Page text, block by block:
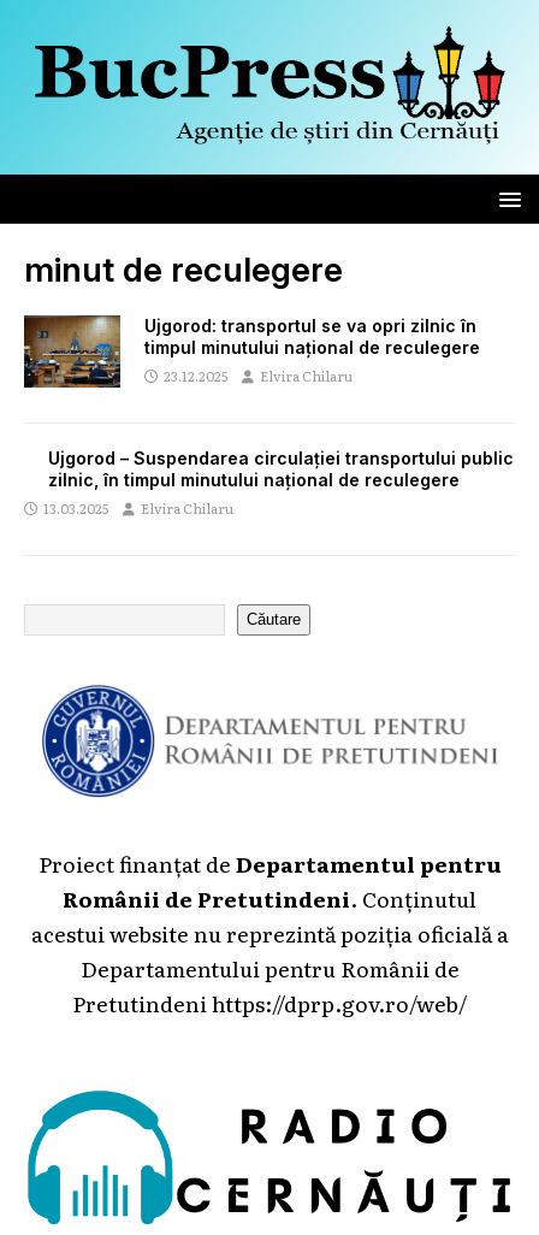
minut de reculegere
Ujgorod: transportul se va opri zilnic în
timpul minutului național de reculegere
23.12.2025 Elvira Chilaru
Ujgorod – Suspendarea circulației transportului public
zilnic, în timpul minutului național de reculegere
13.03.2025 Elvira Chilaru
Căutare
Proiect finanțat deDepartamentul pentru
Românii de Pretutindeni. Conținutul
acestui website nu reprezintă poziția oficială a
Departamentului pentru Românii de
Pretutindeni https://dprp.gov.ro/web/